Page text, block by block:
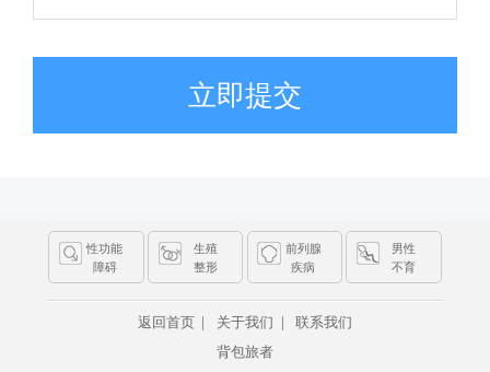
立即提交
性功能
障碍
生殖
整形
前列腺
疾病
男性
不育
返回首页 | 关于我们 |
联系我们
背包旅者